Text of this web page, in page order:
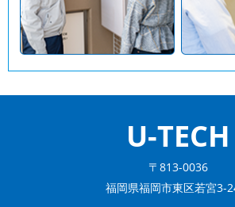
U-TECH
〒813-0036
福岡県福岡市東区若宮3-